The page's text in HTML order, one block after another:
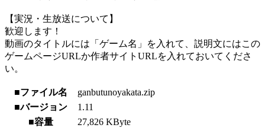
【実況・生放送について】
歓迎します！
動画のタイトルには「ゲーム名」を入れて、説明文にはこの
ゲームページURLか作者サイトURLを入れておいてくださ
い。
■ファイル名
ganbutunoyakata.zip
■バージョン
1.11
■容量
27,826 KByte